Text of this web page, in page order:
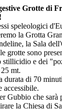
Grotte di
speleologici
la Grotta
la Sala
grotte sono
stillicidio e dei
mt.
durata di 70
accessibile.
Gubbio che sarà
la Chiesa di